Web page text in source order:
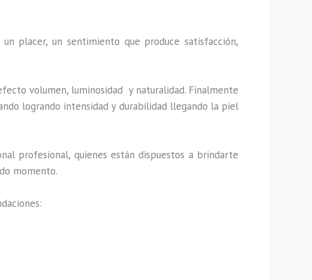
placer, un sentimiento que produce satisfacción,
volumen, luminosidad y naturalidad. Finalmente
logrando intensidad y durabilidad llegando la piel
profesional, quienes están dispuestos a brindarte
momento.